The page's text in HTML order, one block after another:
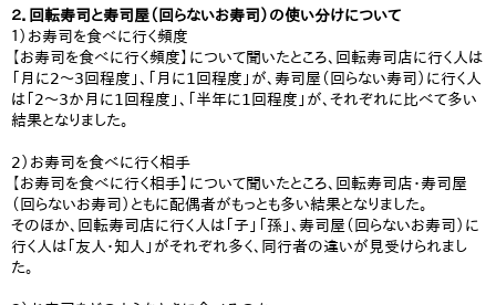
２．回転寿司と寿司屋（回らないお寿司）の使い分けについて
１）お寿司を食べに行く頻度
【お寿司を食べに行く頻度】について聞いたところ、回転寿司店に行く人は
「月に2～3回程度」、「月に1回程度」が、寿司屋（回らない寿司）に行く人
は「2～3か月に1回程度」、「半年に1回程度」が、それぞれに比べて多い
結果となりました。
2）お寿司を食べに行く相手
【お寿司を食べに行く相手】について聞いたところ、回転寿司店・寿司屋
（回らないお寿司）ともに配偶者がもっとも多い結果となりました。
そのほか、回転寿司店に行く人は「子」「孫」、寿司屋（回らないお寿司）に
行く人は「友人・知人」がそれぞれ多く、同行者の違いが見受けられまし
た。